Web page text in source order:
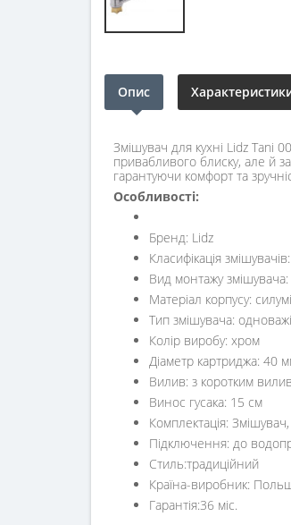
Опис
Змішувач для кухні Lidz Tani
привабливого блиску, але й
гарантуючи комфорт та
Особливості:
Бренд: Lidz
Класифікація
Вид монтажу змішувача:
Матеріал корпусу:
Тип змішувача:
Колір виробу: хром
Діаметр картриджа: 40
Вилив: з коротким
Винос гусака: 15 см
Комплектація:
Підключення: до
Стиль:традиційний
Країна-виробник:
Гарантія:36 міс.